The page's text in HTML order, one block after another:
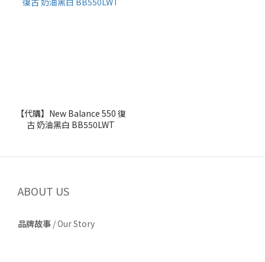
【代購】New Balance 550 復
古 奶油黑白 BB550LWT
ABOUT US
品牌故事 /Our Story